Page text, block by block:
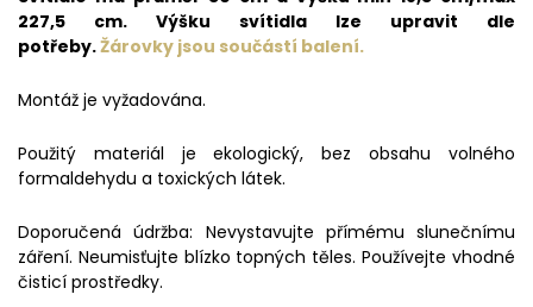
227,5 cm. Výšku svítidla lze upravit dle
potřeby.Žárovky jsou součástí balení.
Montáž je vyžadována.
Použitý materiál je ekologický, bez obsahu volného
formaldehydu a toxických látek.
Doporučená údržba: Nevystavujte přímému slunečnímu
záření. Neumisťujte blízko topných těles. Používejte vhodné
čisticí prostředky.